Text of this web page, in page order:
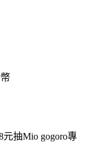
元抽Mio gogoro專